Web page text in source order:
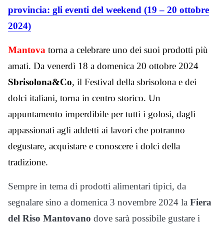
provincia: gli eventi del weekend (19 – 20 ottobre
2024)
Mantova torna a celebrare uno dei suoi prodotti più
amati. Da venerdì 18 a domenica 20 ottobre 2024
Sbrisolona&Co, il Festival della sbrisolona e dei
dolci italiani, torna in centro storico. Un
appuntamento imperdibile per tutti i golosi, dagli
appassionati agli addetti ai lavori che potranno
degustare, acquistare e conoscere i dolci della
tradizione.
Sempre in tema di prodotti alimentari tipici, da
segnalare sino a domenica 3 novembre 2024 la Fiera
del Riso Mantovano dove sarà possibile gustare i